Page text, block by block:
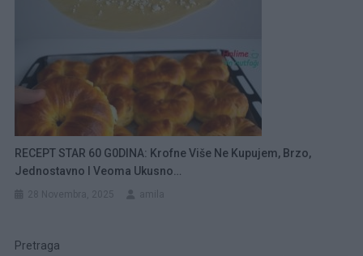
RECEPT STAR 60 G0DINA: Krofne Više Ne Kupujem, Brzo,
Jednostavno I Veoma Ukusno…
Pretraga